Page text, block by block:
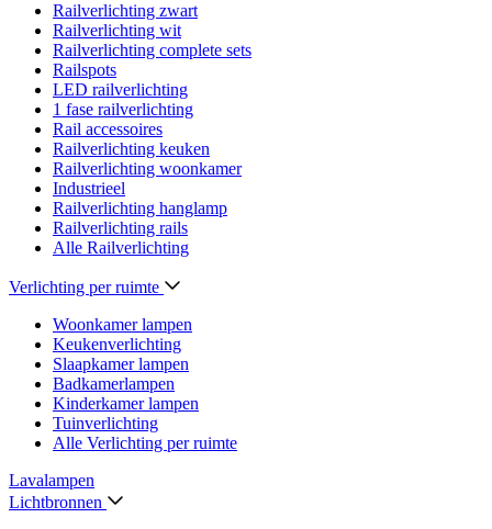
Railverlichting zwart
Railverlichting wit
Railverlichting complete sets
Railspots
LED railverlichting
1 fase railverlichting
Rail accessoires
Railverlichting keuken
Railverlichting woonkamer
Industrieel
Railverlichting hanglamp
Railverlichting rails
Alle Railverlichting
Verlichting per ruimte
Woonkamer lampen
Keukenverlichting
Slaapkamer lampen
Badkamerlampen
Kinderkamer lampen
Tuinverlichting
Alle Verlichting per ruimte
Lavalampen
Lichtbronnen